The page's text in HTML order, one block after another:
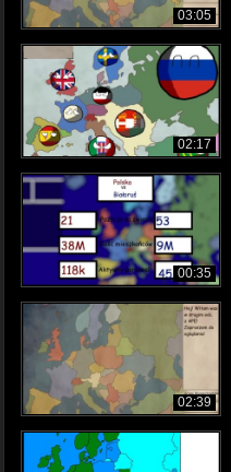
03:05
02:17
00:35
02:39